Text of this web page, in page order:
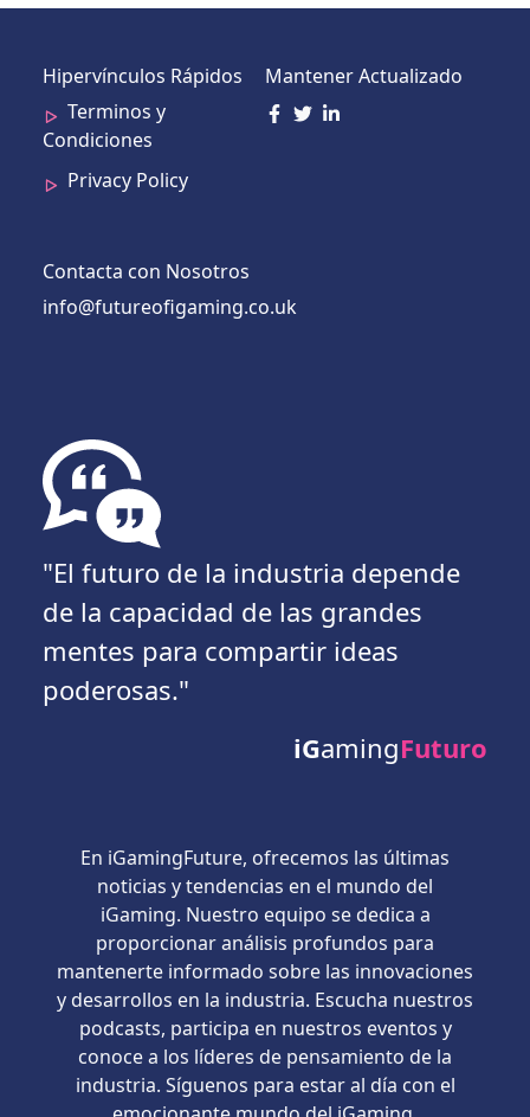
Hipervínculos Rápidos
Terminos y
Condiciones
Privacy Policy
Mantener Actualizado
Contacta con Nosotros
info@futureofigaming.co.uk
"El futuro de la industria depende
de la capacidad de las grandes
mentes para compartir ideas
poderosas."
iGamingFuturo
En iGamingFuture, ofrecemos las últimas
noticias y tendencias en el mundo del
iGaming. Nuestro equipo se dedica a
proporcionar análisis profundos para
mantenerte informado sobre las innovaciones
y desarrollos en la industria. Escucha nuestros
podcasts, participa en nuestros eventos y
conoce a los líderes de pensamiento de la
industria. Síguenos para estar al día con el